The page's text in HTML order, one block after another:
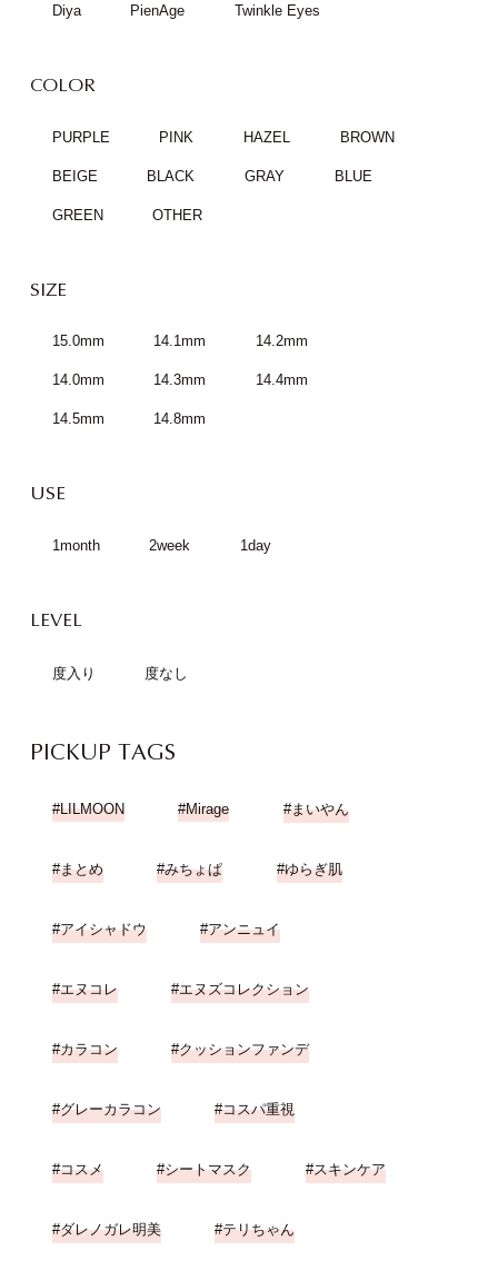
Diya PienAge Twinkle Eyes
COLOR
PURPLE PINK HAZEL BROWN
BEIGE BLACK GRAY BLUE
GREEN OTHER
SIZE
15.0mm 14.1mm 14.2mm
14.0mm 14.3mm 14.4mm
14.5mm 14.8mm
USE
1month 2week 1day
LEVEL
度入り 度なし
PICKUP TAGS
LILMOON Mirage まいやん
まとめ みちょぱ ゆらぎ肌
アイシャドウ アンニュイ
エヌコレ エヌズコレクション
カラコン クッションファンデ
グレーカラコン コスパ重視
コスメ シートマスク スキンケア
ダレノガレ明美 テリちゃん